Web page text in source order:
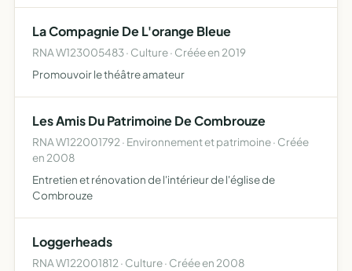
La Compagnie De L'orange Bleue
RNA W123005483 · Culture · Créée en 2019
Promouvoir le théâtre amateur
Les Amis Du Patrimoine De Combrouze
RNA W122001792 · Environnement et patrimoine · Créée
en 2008
Entretien et rénovation de l'intérieur de l'église de
Combrouze
Loggerheads
RNA W122001812 · Culture · Créée en 2008